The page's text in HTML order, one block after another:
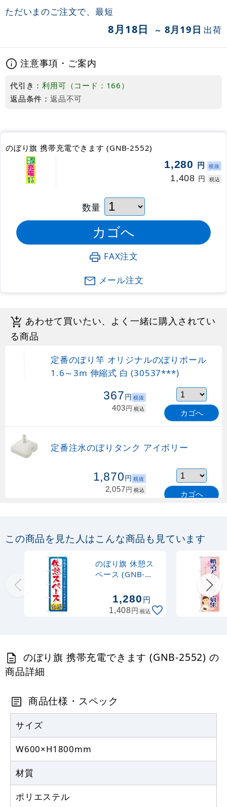
ただいまのご注文で、最短
8月18日 ～ 8月19日 出荷
注意事項・ご案内
代引き：利用可（コード：166）
返品条件： 返品不可
のぼり旗 携帯充電できます (GNB-2552)
1,280 円 税抜
1,408 円 税込
数量
FAX注文
メール注文
あわせて買いたい、よく一緒に購入されてい
る商品
定番のぼり竿 オリジナルのぼりポール
1.6～3m 伸縮式 白 (30537***)
367円 税抜
403円 税込 カゴへ
定番注水のぼりタンク アイボリー
1,870円 税抜
2,057円 税込 カゴへ
1.6～3m 伸縮式 緑 (30537GRN)
売り切れ中
定番のぼり竿 オリジナルのぼりポール
1.6～3m 伸縮式 水色 (30537SBL)
367円 税抜
注水型マルチのぼりスタンド 20L
この商品を見た人はこんな商品も見ています
のぼり旗 休憩ス
ペース (GNB-
1,280円
1,408円 税込
のぼり旗 携帯充電できます (GNB-2552) の
商品詳細
商品仕様・スペック
サイズ
W600×H1800mm
材質
ポリエステル